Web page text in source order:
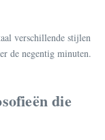
verschillende stijlen
de negentig minuten.
die